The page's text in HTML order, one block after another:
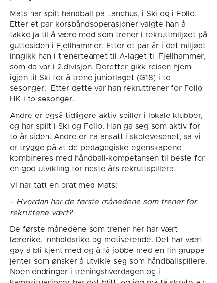
Mats har spilt håndball på Langhus, i Ski og i Follo.
Etter et par korsbåndsoperasjoner valgte han å
takke ja til å være med som trener i rekruttmiljøet på
guttesiden i Fjellhammer. Etter et par år i det miljøet
inngikk han i trenerteamet til A-laget til Fjellhammer,
som da var i 2.divisjon. Deretter gikk reisen hjem
igjen til Ski for å trene juniorlaget (G18) i to
sesonger. Etter dette var han rekruttrener for Follo
HK i to sesonger.
Andre er også tidligere aktiv spiller i lokale klubber,
og har spilt i Ski og Follo. Han ga seg som aktiv for
to år siden. Andre er nå ansatt i skolevesenet, så vi
er trygge på at de pedagogiske egenskapene
kombineres med håndball-kompetansen til beste for
en god utvikling for neste års rekruttspillere.
Vi har tatt en prat med Mats:
–Hvordan har de første månedene som trener for
rekruttene vært?
De første månedene som trener her har vært
lærerike, innholdsrike og motiverende. Det har vært
gøy å bli kjent med og å få jobbe med en fin gruppe
jenter som ønsker å utvikle seg som håndballspillere.
Noen endringer i treningshverdagen og i